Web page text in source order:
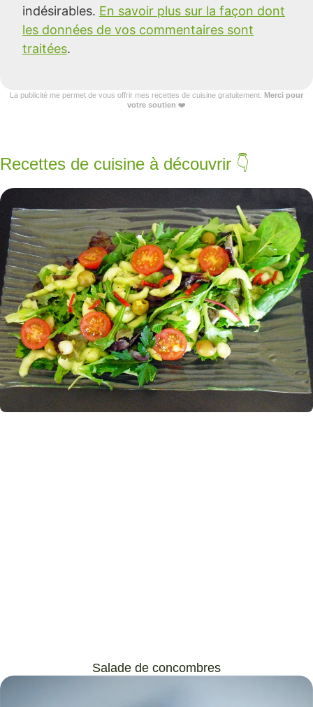
indésirables. En savoir plus sur la façon dont
les données de vos commentaires sont
traitées.
La publicité me permet de vous offrir mes recettes de cuisine gratuitement.
Merci pour
votre soutien ❤️
Recettes de cuisine à découvrir 👇
Salade de concombres